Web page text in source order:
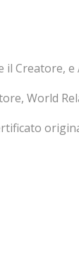
il Creatore,
World